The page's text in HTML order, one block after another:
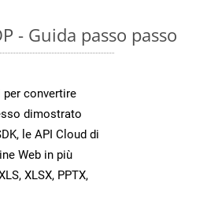
- Guida passo passo
per convertire
dimostrato
le API Cloud di
Web in più
XLSX, PPTX,